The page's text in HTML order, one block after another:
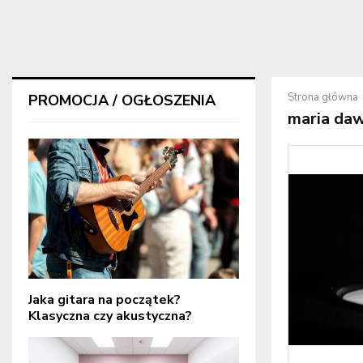
Strona główna
maria
PROMOCJA / OGŁOSZENIA
Jaka gitara na początek?
Klasyczna czy akustyczna?